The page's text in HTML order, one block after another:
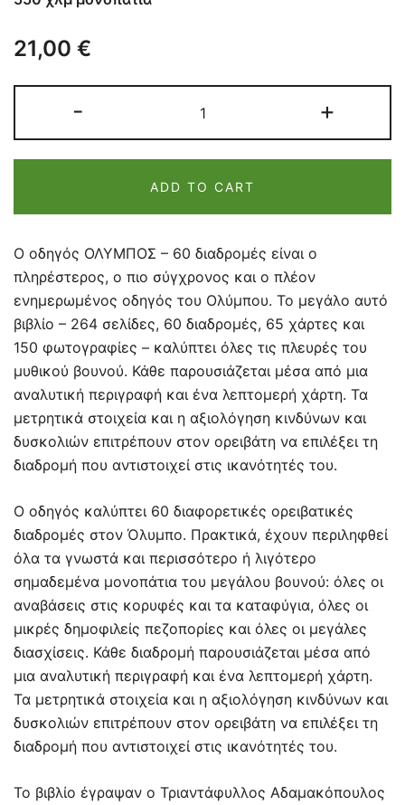
documentation.
21,00 €
-
quantity
+
ADD TO CART
Ο οδηγός ΟΛΥΜΠΟΣ – 60 διαδρομές είναι ο
πληρέστερος, ο πιο σύγχρονος και ο πλέον
ενημερωμένος οδηγός του Ολύμπου. Το μεγάλο αυτό
βιβλίο – 264 σελίδες, 60 διαδρομές, 65 χάρτες και
150 φωτογραφίες – καλύπτει όλες τις πλευρές του
μυθικού βουνού. Κάθε παρουσιάζεται μέσα από μια
αναλυτική περιγραφή και ένα λεπτομερή χάρτη. Τα
μετρητικά στοιχεία και η αξιολόγηση κινδύνων και
δυσκολιών επιτρέπουν στον ορειβάτη να επιλέξει τη
διαδρομή που αντιστοιχεί στις ικανότητές του.
Ο οδηγός καλύπτει 60 διαφορετικές ορειβατικές
διαδρομές στον Όλυμπο. Πρακτικά, έχουν περιληφθεί
όλα τα γνωστά και περισσότερο ή λιγότερο
σημαδεμένα μονοπάτια του μεγάλου βουνού: όλες οι
αναβάσεις στις κορυφές και τα καταφύγια, όλες οι
μικρές δημοφιλείς πεζοπορίες και όλες οι μεγάλες
διασχίσεις. Κάθε διαδρομή παρουσιάζεται μέσα από
μια αναλυτική περιγραφή και ένα λεπτομερή χάρτη.
Τα μετρητικά στοιχεία και η αξιολόγηση κινδύνων και
δυσκολιών επιτρέπουν στον ορειβάτη να επιλέξει τη
διαδρομή που αντιστοιχεί στις ικανότητές του.
Το βιβλίο έγραψαν ο Τριαντάφυλλος Αδαμακόπουλος